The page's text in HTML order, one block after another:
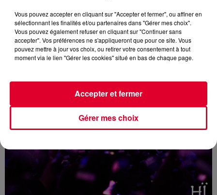
Vous pouvez accepter en cliquant sur "Accepter et fermer", ou affiner en
sélectionnant les finalités et/ou partenaires dans "Gérer mes choix".
Vous pouvez également refuser en cliquant sur "Continuer sans
accepter". Vos préférences ne s'appliqueront que pour ce site. Vous
pouvez mettre à jour vos choix, ou retirer votre consentement à tout
moment via le lien "Gérer les cookies" situé en bas de chaque page.
Gérer mes choix
Accepter et fermer